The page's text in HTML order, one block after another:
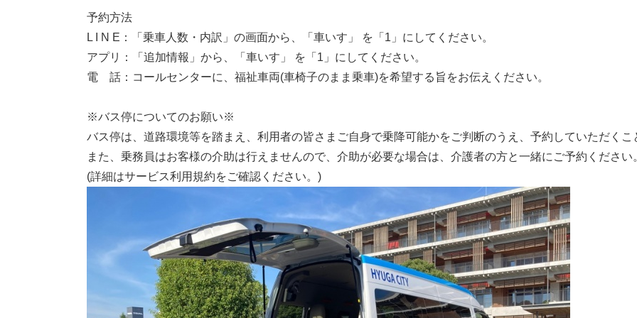
予約方法
L I N E：「乗車人数・内訳」の画面から、「車いす」 を「1」にしてください。
アプリ：「追加情報」から、「車いす」 を「1」にしてください。
電 話：コールセンターに、福祉車両(車椅子のまま乗車)を希望する旨をお伝えください。
※バス停についてのお願い※
バス停は、道路環境等を踏まえ、利用者の皆さまご自身で乗降可能かをご判断のうえ、予約していただくこ
また、乗務員はお客様の介助は行えませんので、介助が必要な場合は、介護者の方と一緒にご予約ください
(詳細はサービス利用規約をご確認ください。)